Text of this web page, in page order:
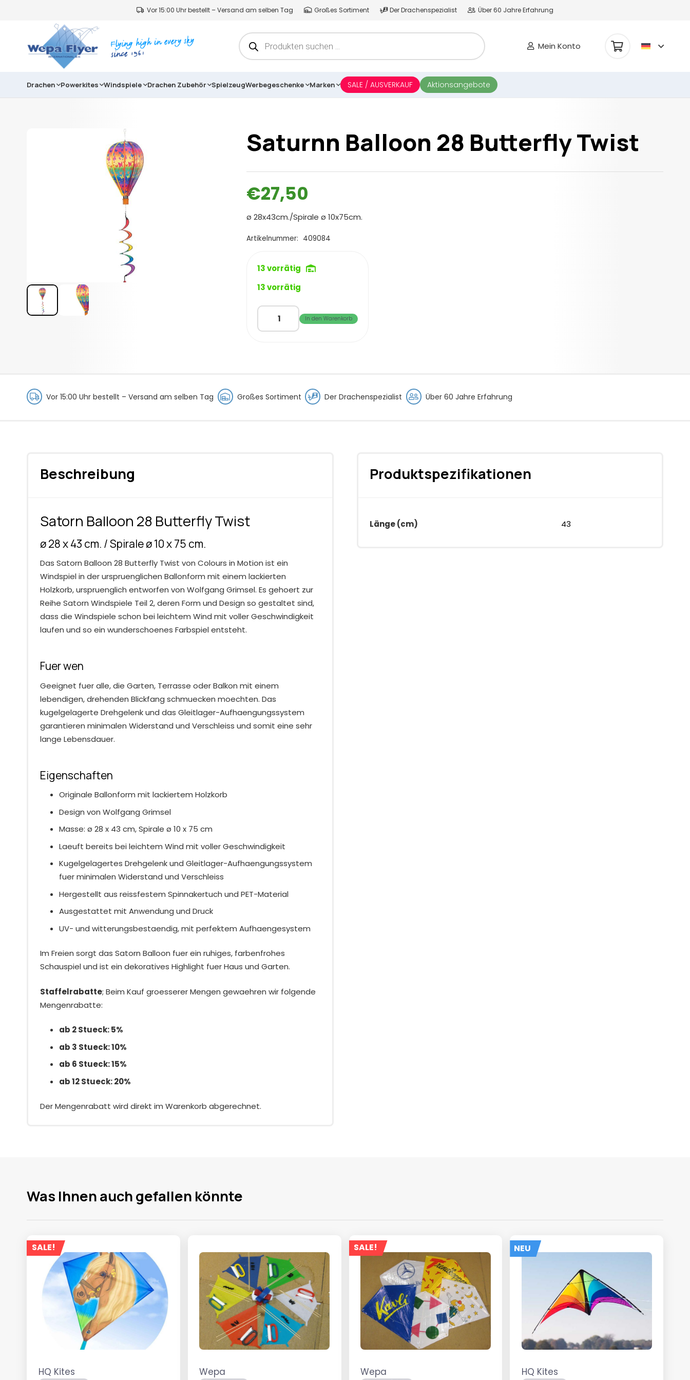
Vor 15:00 Uhr bestellt – Versand am selben Tag Großes Sortiment Der Drachenspezialist Über 60 Jahre Erfahrung
Products
search Mein Konto
Drachen Powerkites Windspiele Drachen Zubehör SpielzeugWerbegeschenke Marken SALE / AUSVERKAUF Aktionsangebote
Saturnn Balloon 28 Butterfly Twist
€27,50
ø 28x43cm./Spirale ø 10x75cm.
Artikelnummer: 409084
13 vorrätig
13 vorrätig
Saturnn
Balloon
In den Warenkorb
Vor 15:00 Uhr bestellt – Versand am selben Tag Großes Sortiment Der Drachenspezialist Über 60 Jahre Erfahrung
Beschreibung
Satorn Balloon 28 Butterfly Twist
ø 28 x 43 cm. / Spirale ø 10 x 75 cm.
Das Satorn Balloon 28 Butterfly Twist von Colours in Motion ist ein
Windspiel in der urspruenglichen Ballonform mit einem lackierten
Holzkorb, urspruenglich entworfen von Wolfgang Grimsel. Es gehoert zur
Reihe Satorn Windspiele Teil 2, deren Form und Design so gestaltet sind,
dass die Windspiele schon bei leichtem Wind mit voller Geschwindigkeit
laufen und so ein wunderschoenes Farbspiel entsteht.
Fuer wen
Geeignet fuer alle, die Garten, Terrasse oder Balkon mit einem
lebendigen, drehenden Blickfang schmuecken moechten. Das
kugelgelagerte Drehgelenk und das Gleitlager-Aufhaengungssystem
garantieren minimalen Widerstand und Verschleiss und somit eine sehr
lange Lebensdauer.
Eigenschaften
Originale Ballonform mit lackiertem Holzkorb
Design von Wolfgang Grimsel
Masse: ø 28 x 43 cm, Spirale ø 10 x 75 cm
Laeuft bereits bei leichtem Wind mit voller Geschwindigkeit
Kugelgelagertes Drehgelenk und Gleitlager-Aufhaengungssystem
fuer minimalen Widerstand und Verschleiss
Hergestellt aus reissfestem Spinnakertuch und PET-Material
Ausgestattet mit Anwendung und Druck
UV- und witterungsbestaendig, mit perfektem Aufhaengesystem
Im Freien sorgt das Satorn Balloon fuer ein ruhiges, farbenfrohes
Schauspiel und ist ein dekoratives Highlight fuer Haus und Garten.
Staffelrabatte; Beim Kauf groesserer Mengen gewaehren wir folgende
Mengenrabatte:
ab 2 Stueck: 5%
ab 3 Stueck: 10%
ab 6 Stueck: 15%
ab 12 Stueck: 20%
Der Mengenrabatt wird direkt im Warenkorb abgerechnet.
Produktspezifikationen
Länge (cm) 43
Was Ihnen auch gefallen könnte
SALE!
HQ Kites Wepa
SALE!
Wepa
NEU
HQ Kites